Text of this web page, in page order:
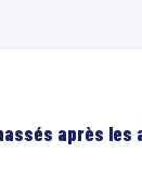
après